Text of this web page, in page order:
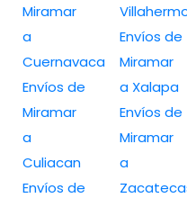
Miramar
a
Cuernavaca
Envíos de
Miramar
a
Culiacan
Envíos de
Envíos de
Miramar
a Xalapa
Envíos de
Miramar
a